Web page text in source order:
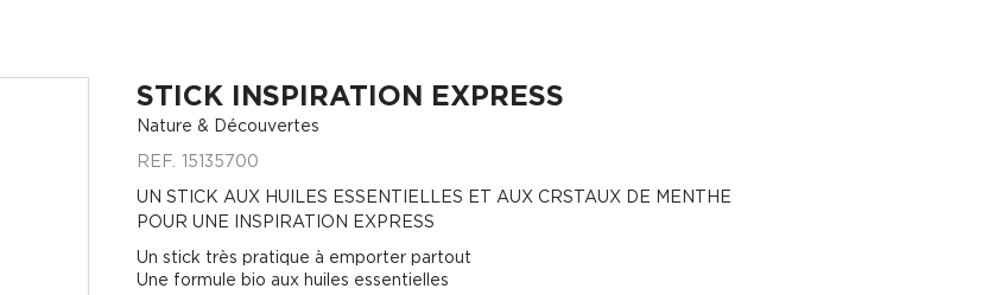
STICK INSPIRATION EXPRESS
Nature & Découvertes
REF. 15135700
UN STICK AUX HUILES ESSENTIELLES ET AUX CRSTAUX DE MENTHE
POUR UNE INSPIRATION EXPRESS
Un stick très pratique à emporter partout
Une formule bio aux huiles essentielles